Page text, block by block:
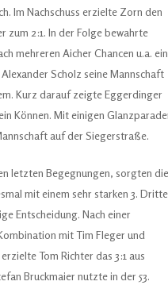
Im Nachschuss erzielte Zorn den
zum 2:1. In der Folge bewahrte
mehreren Aicher Chancen u.a. ein
Scholz seine Mannschaft
Kurz darauf zeigte Eggerdinger
Können. Mit einigen
auf der Siegerstraße.
letzten Begegnungen, sorgten die
mit einem sehr starken 3.
Entscheidung. Nach einer
mit Tim Fleger und
Tom Richter das 3:1 aus
Bruckmaier nutzte in der 53.